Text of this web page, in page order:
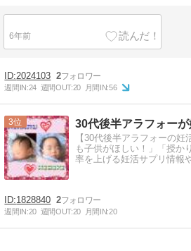
6年前
2024103 2
週間IN:24 週間OUT:20 月間IN:56
3
【30代後半アラフォーの
も子供がほしい！」「授か
率を上げる妊活サプリ情報
1828840 2
週間IN:20 週間OUT:20 月間IN:20